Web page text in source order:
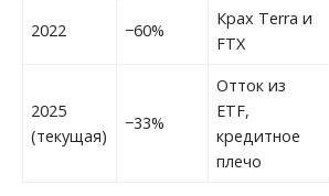
2022 −60%
Крах Terra и
FTX
2025
(текущая)
−33%
Отток из
ETF,
кредитное
плечо